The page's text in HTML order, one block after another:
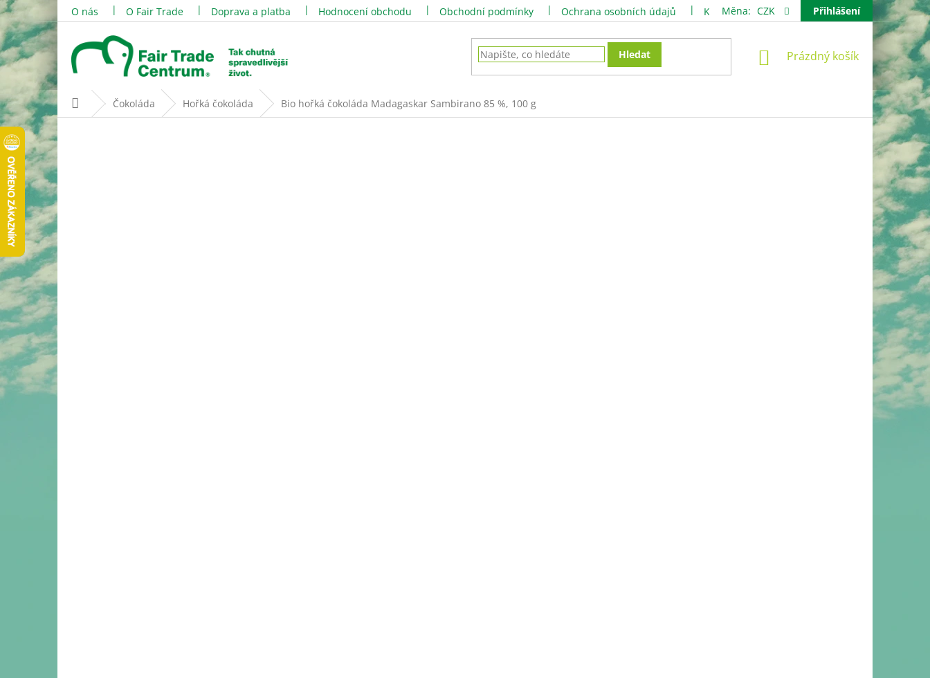
Přejít
na
obsah
O nás O Fair Trade Doprava a platba Hodnocení obchodu Obchodní podmínky Ochrana osobních údajů Kontakty
Měna: CZK Přihlášení
Hledat
NÁKUPNÍ
Prázdný košík
Domů Čokoláda Hořká čokoláda Bio hořká čokoláda Madagaskar Sambirano 85 %, 100 g